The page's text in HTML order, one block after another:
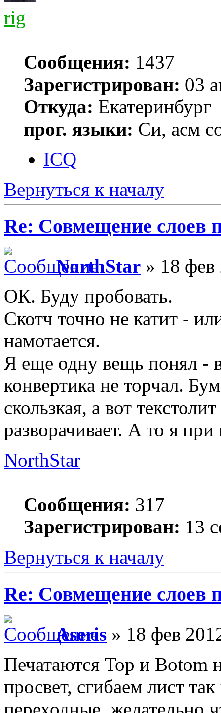
rig
Сообщения: 1437
Зарегистрирован: 03
Откуда: Екатеринбург
прог. языки: Си, асм
ICQ
Вернуться к началу
Re: Совмещение слоев
NorthStar » 18 фев
ОК. Буду пробовать.
Скотч точно не катит -
намотается.
Я еще одну вещь понял -
конвертика не торчал.
скользкая, а вот
разворачивает. А то я
NorthStar
Сообщения: 317
Зарегистрирован: 13
Вернуться к началу
Re: Совмещение слоев
Aseris » 18 фев
Печатаются Top и Botom
просвет, сгибаем лист
переходные, желательно